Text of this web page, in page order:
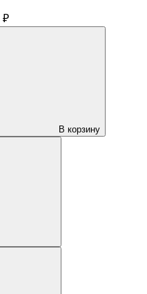
₽
В корзину